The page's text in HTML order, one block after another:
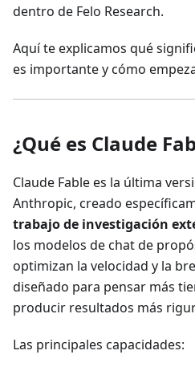
dentro de Felo Research.
Aquí te explicamos qué
es importante y cómo
¿Qué es Claude
Claude Fable es la última
Anthropic, creado
trabajo de investigación
los modelos de chat de
optimizan la velocidad y la
diseñado para pensar más
producir resultados más
Las principales capacidades: